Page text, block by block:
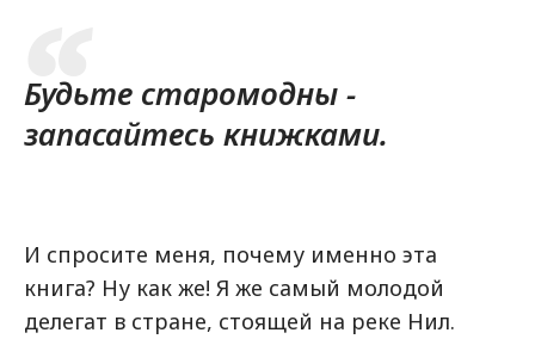
Будьте старомодны -
запасайтесь книжками.
И спросите меня, почему именно эта
книга? Ну как же! Я же самый молодой
делегат в стране, стоящей на реке Нил.